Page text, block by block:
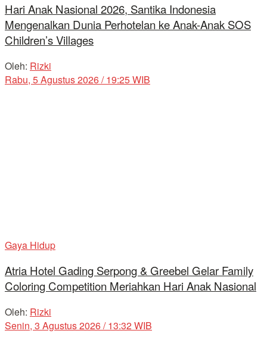
Hari Anak Nasional 2026, Santika Indonesia
Mengenalkan Dunia Perhotelan ke Anak-Anak SOS
Children’s Villages
Oleh: Rizki
Rabu, 5 Agustus 2026 / 19:25 WIB
Gaya Hidup
Atria Hotel Gading Serpong & Greebel Gelar Family
Coloring Competition Meriahkan Hari Anak Nasional
Oleh: Rizki
Senin, 3 Agustus 2026 / 13:32 WIB